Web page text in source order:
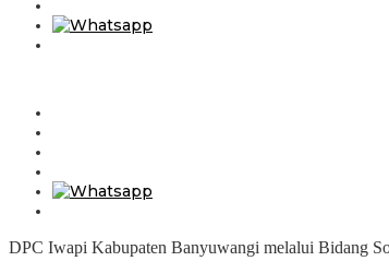
DPC Iwapi Kabupaten Banyuwangi melalui Bidang